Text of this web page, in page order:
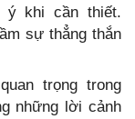
ý khi cần thiết.
sự thẳng thắn
trọng trong
những lời cảnh